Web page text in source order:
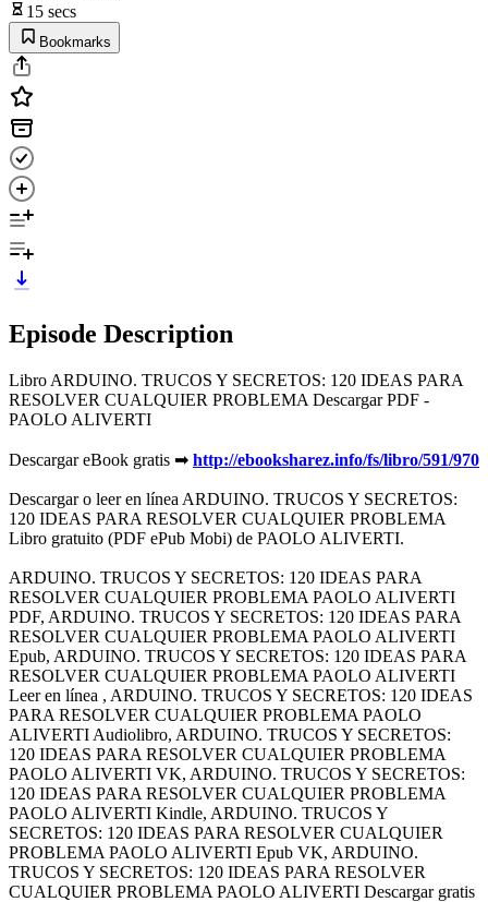
15 secs
Bookmarks
Episode Description
Libro ARDUINO. TRUCOS Y SECRETOS: 120 IDEAS PARA
RESOLVER CUALQUIER PROBLEMA Descargar PDF -
PAOLO ALIVERTI
Descargar eBook gratis ➡ http://ebooksharez.info/fs/libro/591/970
Descargar o leer en línea ARDUINO. TRUCOS Y SECRETOS:
120 IDEAS PARA RESOLVER CUALQUIER PROBLEMA
Libro gratuito (PDF ePub Mobi) de PAOLO ALIVERTI.
ARDUINO. TRUCOS Y SECRETOS: 120 IDEAS PARA
RESOLVER CUALQUIER PROBLEMA PAOLO ALIVERTI
PDF, ARDUINO. TRUCOS Y SECRETOS: 120 IDEAS PARA
RESOLVER CUALQUIER PROBLEMA PAOLO ALIVERTI
Epub, ARDUINO. TRUCOS Y SECRETOS: 120 IDEAS PARA
RESOLVER CUALQUIER PROBLEMA PAOLO ALIVERTI
Leer en línea , ARDUINO. TRUCOS Y SECRETOS: 120 IDEAS
PARA RESOLVER CUALQUIER PROBLEMA PAOLO
ALIVERTI Audiolibro, ARDUINO. TRUCOS Y SECRETOS:
120 IDEAS PARA RESOLVER CUALQUIER PROBLEMA
PAOLO ALIVERTI VK, ARDUINO. TRUCOS Y SECRETOS:
120 IDEAS PARA RESOLVER CUALQUIER PROBLEMA
PAOLO ALIVERTI Kindle, ARDUINO. TRUCOS Y
SECRETOS: 120 IDEAS PARA RESOLVER CUALQUIER
PROBLEMA PAOLO ALIVERTI Epub VK, ARDUINO.
TRUCOS Y SECRETOS: 120 IDEAS PARA RESOLVER
CUALQUIER PROBLEMA PAOLO ALIVERTI Descargar gratis